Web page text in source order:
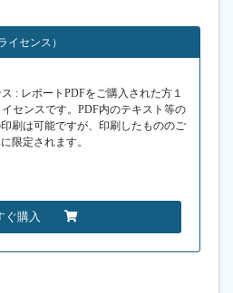
イセンス）
: レポートPDFをご購入された方１
センスです。PDF内のテキスト等の
刷は可能ですが、印刷したもののご
限定されます。
ぐ購入